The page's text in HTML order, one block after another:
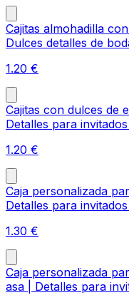
Cajitas almohadilla
Dulces detalles de
1.20 €
Cajitas con dulces de
Detalles para
1.20 €
Caja personalizada
Detalles para
1.30 €
Caja personalizada
asa | Detalles para